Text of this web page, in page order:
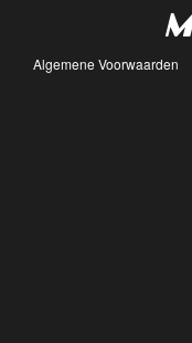
Algemene Voorwaarden